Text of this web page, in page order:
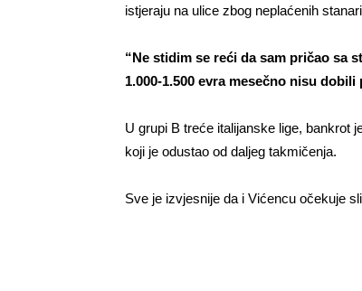
istjeraju na ulice zbog neplaćenih
“Ne stidim se reći da sam pričao sa
1.000-1.500 evra mesečno nisu dobili
U grupi B treće italijanske lige, bankrot
koji je odustao od daljeg takmičenja.
Sve je izvjesnije da i Vićencu očekuje